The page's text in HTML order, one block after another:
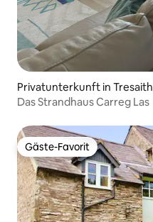
Privatunterkunft in Tresaith
Das Strandhaus Carreg Las
Gäste-Favorit
Gäste-Favorit